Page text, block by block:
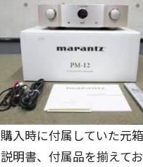
購入時に付属していた元
説明書、付属品を揃えてお